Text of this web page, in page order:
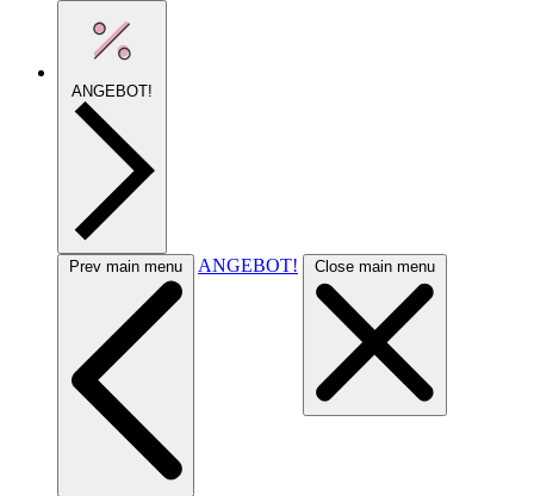
ANGEBOT!
Prev main menu ANGEBOT! Close main menu